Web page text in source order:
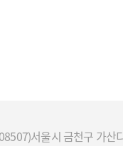
서울시 금천구 가